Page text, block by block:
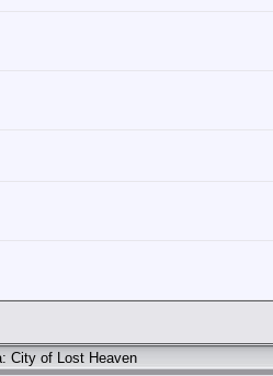
City of Lost Heaven